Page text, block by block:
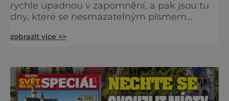
rychle upadnou v zapomnění, a pak jsou tu
dny, které se nesmazatelným písmem
dojde k významnému objevu nebo děsivé
krážem. Je 10. dubna roku 49 př. n. l. a na
břehu říčky Rubikon pronáší Gaius Julius
Caesar svou slavnou vě
zobrazit více >>